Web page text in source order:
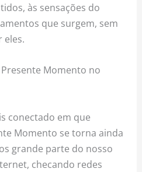
às sensações do
que surgem, sem
eles.
Momento no
conectado em que
Momento se torna ainda
grande parte do nosso
checando redes